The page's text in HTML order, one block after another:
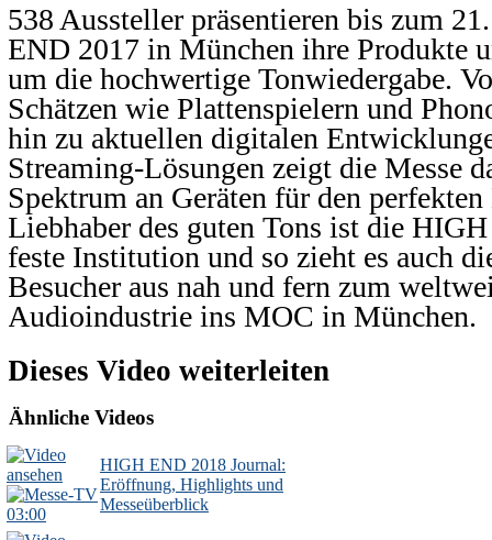
538 Aussteller präsentieren bis zum
END 2017 in München ihre Produkte
um die hochwertige Tonwiedergabe.
Schätzen wie Plattenspielern und
hin zu aktuellen digitalen
Streaming-Lösungen zeigt die Messe
Spektrum an Geräten für den
Liebhaber des guten Tons ist die
feste Institution und so zieht es auch
Besucher aus nah und fern zum
Audioindustrie ins MOC in München.
Dieses Video weiterleiten
Ähnliche Videos
03:00
HIGH END 2018 Journal:
Eröffnung, Highlights und
Messeüberblick